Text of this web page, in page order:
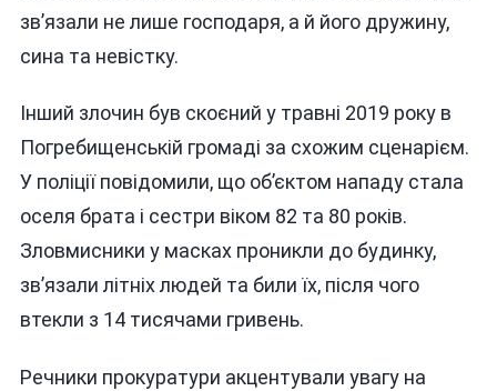
зв’язали не лише господаря, а й його дружину,
сина та невістку.
Інший злочин був скоєний у травні 2019 року в
Погребищенській громаді за схожим сценарієм.
У поліції повідомили, що об’єктом нападу стала
оселя брата і сестри віком 82 та 80 років.
Зловмисники у масках проникли до будинку,
зв’язали літніх людей та били їх, після чого
втекли з 14 тисячами гривень.
Речники прокуратури акцентували увагу на